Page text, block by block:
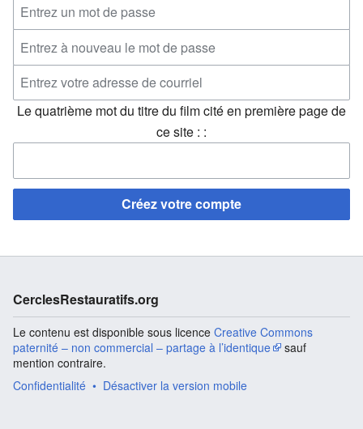
Le quatrième mot du titre du film cité en première page de
ce site : :
Créez votre compte
CerclesRestauratifs.org
Le contenu est disponible sous licence Creative Commons
paternité – non commercial – partage à l’identique
sauf
mention contraire.
Confidentialité
Désactiver la version mobile